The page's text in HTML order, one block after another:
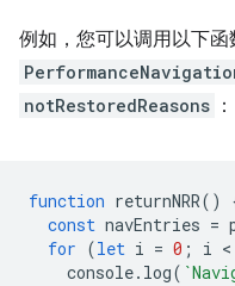
例如，您可以调用以下
notRestoredReasons ：
function returnNRR()
const navEntries =
for (let i = 0 ; i <
console. log(